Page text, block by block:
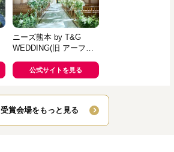
ニーズ熊本 by T&G
WEDDING(旧 アーフェ
公式サイトを見る
受賞会場をもっと見る